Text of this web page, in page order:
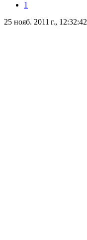
1
25 нояб. 2011 г., 12:32:42